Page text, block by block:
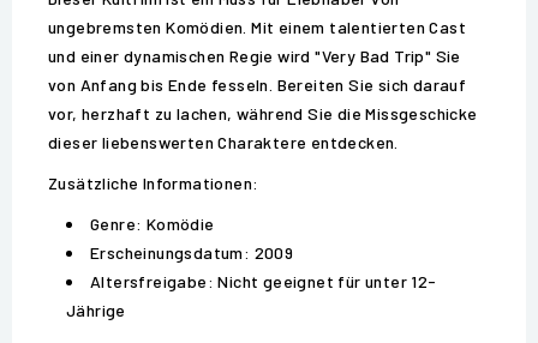
ungebremsten Komödien. Mit einem talentierten Cast
und einer dynamischen Regie wird "Very Bad Trip" Sie
von Anfang bis Ende fesseln. Bereiten Sie sich darauf
vor, herzhaft zu lachen, während Sie die Missgeschicke
dieser liebenswerten Charaktere entdecken.
Zusätzliche Informationen:
Genre: Komödie
Erscheinungsdatum: 2009
Altersfreigabe: Nicht geeignet für unter 12-
Jährige